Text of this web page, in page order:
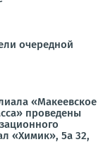
очередной
«Макеевское
проведены
«Химик», 5а 32,